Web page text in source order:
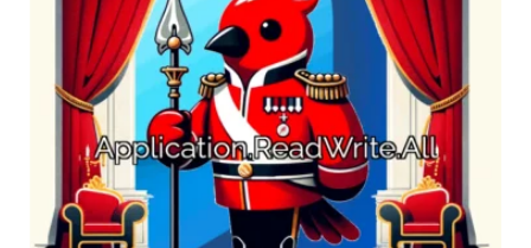
Thema ließ mich aber nicht los, da... »
weiterlesen